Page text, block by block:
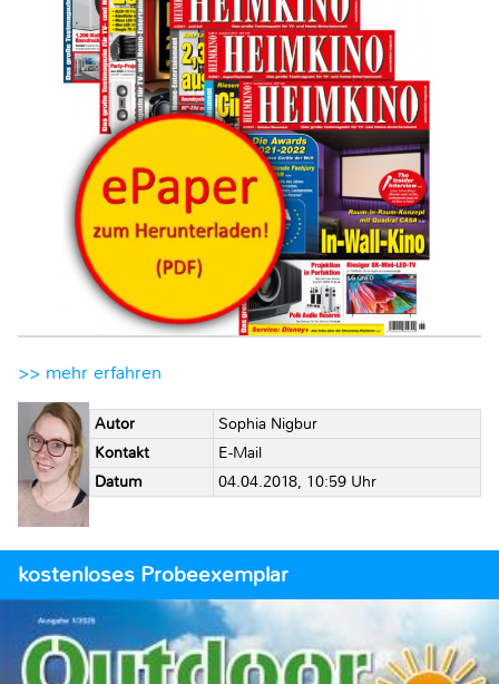
>> mehr erfahren
Autor
Sophia Nigbur
Kontakt
E-Mail
Datum
04.04.2018, 10:59 Uhr
kostenloses Probeexemplar